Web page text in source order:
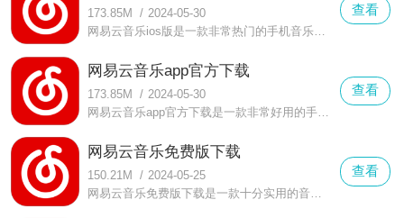
173.85M / 2024-05-30
网易云音乐ios版是一款非常热门的手机音乐播放软件，在这里有着非常齐全的曲库，更是有着众多大牌音乐人入驻，还有着非常便捷的使用方式，能够享受音乐带来的快乐。
查看
网易云音乐app官方下载
173.85M / 2024-05-30
网易云音乐app官方下载是一款非常好用的手机音乐播放器，这里有着海量的歌曲能够播放，更是有着超多音质能够自由选择，还有众多独家音乐能够播放，软件界面简洁功能强大。
查看
网易云音乐免费版下载
150.21M / 2024-05-25
查看